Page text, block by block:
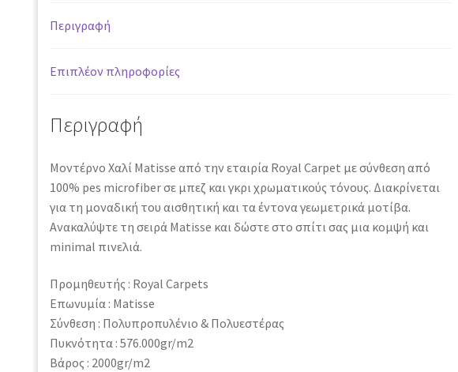
Περιγραφή
Επιπλέον πληροφορίες
Περιγραφή
Μοντέρνο Χαλί Matisse από την εταιρία Royal Carpet με σύνθεση από
100% pes microfiber σε μπεζ και γκρι χρωματικούς τόνους. Διακρίνεται
για τη μοναδική του αισθητική και τα έντονα γεωμετρικά μοτίβα.
Ανακαλύψτε τη σειρά Matisse και δώστε στο σπίτι σας μια κομψή και
minimal πινελιά.
Προμηθευτής : Royal Carpets
Επωνυμία : Matisse
Σύνθεση : Πολυπροπυλένιο & Πολυεστέρας
Πυκνότητα : 576.000gr/m2
Βάρος : 2000gr/m2